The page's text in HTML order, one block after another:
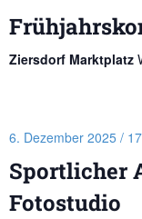
Ziersdorf Marktplatz
6. Dezember 2025 /
Sportlicher
Fotostudio